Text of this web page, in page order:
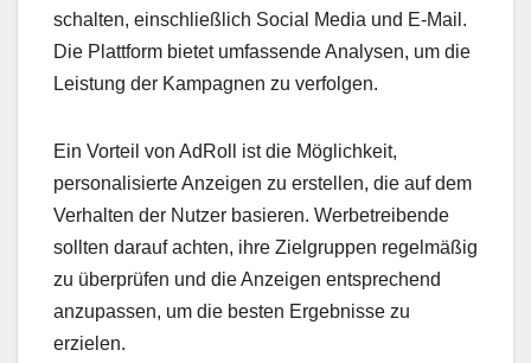
schalten, einschließlich Social Media und E-Mail.
Die Plattform bietet umfassende Analysen, um die
Leistung der Kampagnen zu verfolgen.
Ein Vorteil von AdRoll ist die Möglichkeit,
personalisierte Anzeigen zu erstellen, die auf dem
Verhalten der Nutzer basieren. Werbetreibende
sollten darauf achten, ihre Zielgruppen regelmäßig
zu überprüfen und die Anzeigen entsprechend
anzupassen, um die besten Ergebnisse zu
erzielen.